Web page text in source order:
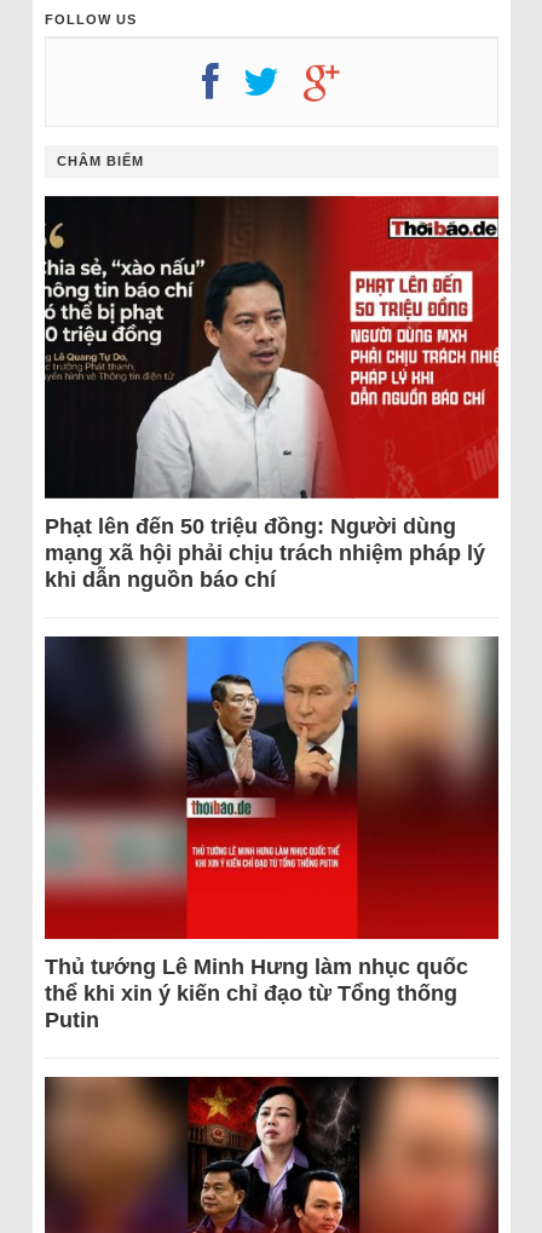
FOLLOW US
CHÂM BIẾM
Phạt lên đến 50 triệu đồng: Người dùng
mạng xã hội phải chịu trách nhiệm pháp lý
khi dẫn nguồn báo chí
Thủ tướng Lê Minh Hưng làm nhục quốc
thể khi xin ý kiến chỉ đạo từ Tổng thống
Putin